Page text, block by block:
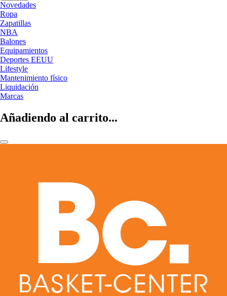
Novedades
Ropa
Zapatillas
NBA
Balones
Equipamientos
Deportes EEUU
Lifestyle
Mantenimiento físico
Liquidación
Marcas
Añadiendo al carrito...